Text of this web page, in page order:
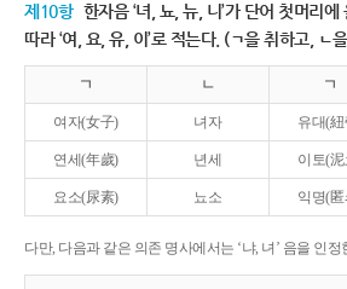
제10항 한자음 ‘녀, 뇨, 뉴, 니’가 단어 첫머리에
따라 ‘여, 요, 유, 이’로 적는다. (ㄱ을 취하고, ㄴ
ㄱ ㄴ ㄱ
여자(女子) 녀자 유대(
연세(年歲) 년세 이토(
요소(尿素) 뇨소 익명(
다만, 다음과 같은 의존 명사에서는 ‘냐, 녀’ 음을 인정